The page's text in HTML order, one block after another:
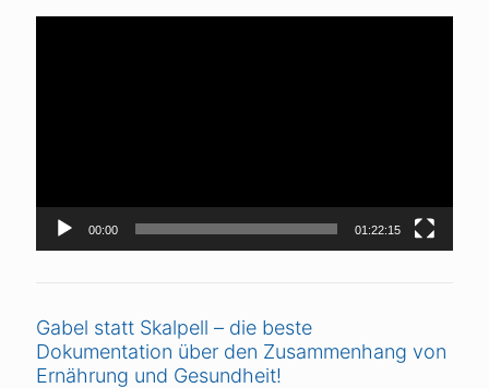
00:00 01:22:15
Gabel statt Skalpell – die beste
Dokumentation über den Zusammenhang von
Ernährung und Gesundheit!